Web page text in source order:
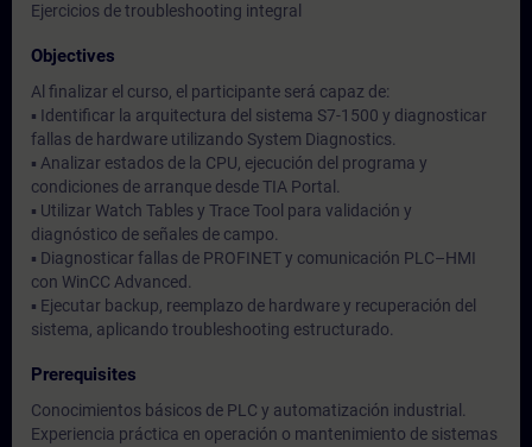
Ejercicios de troubleshooting integral
Objectives
Al finalizar el curso, el participante será capaz de:
▪ Identificar la arquitectura del sistema S7-1500 y diagnosticar
fallas de hardware utilizando System Diagnostics.
▪ Analizar estados de la CPU, ejecución del programa y
condiciones de arranque desde TIA Portal.
▪ Utilizar Watch Tables y Trace Tool para validación y
diagnóstico de señales de campo.
▪ Diagnosticar fallas de PROFINET y comunicación PLC–HMI
con WinCC Advanced.
▪ Ejecutar backup, reemplazo de hardware y recuperación del
sistema, aplicando troubleshooting estructurado.
Prerequisites
Conocimientos básicos de PLC y automatización industrial.
Experiencia práctica en operación o mantenimiento de sistemas